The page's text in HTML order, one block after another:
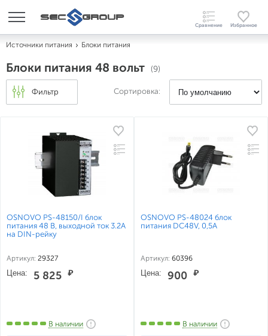
Источники питания Блоки питания
Блоки питания 48 вольт (9)
Фильтр Сортировка:
OSNOVO PS-48150/I блок
питания 48 В, выходной ток 3.2А
на DIN-рейку
Артикул: 29327
Цена: 5 825 ₽
В наличии
OSNOVO PS-48024 блок
питания DC48V, 0,5A
Артикул: 60396
Цена: 900 ₽
В наличии